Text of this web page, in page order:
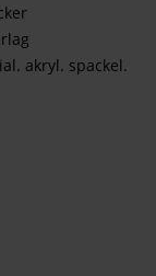
akryl. spackel.